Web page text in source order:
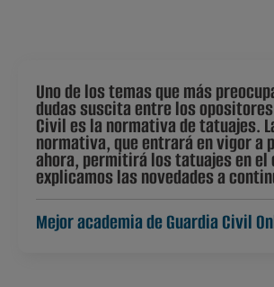
Uno de los temas que más
dudas suscita entre los
Civil es la normativa de tatuajes.
normativa, que entrará en vigor a
ahora, permitirá los tatuajes en el
explicamos las novedades a
Mejor academia de Guardia Civil